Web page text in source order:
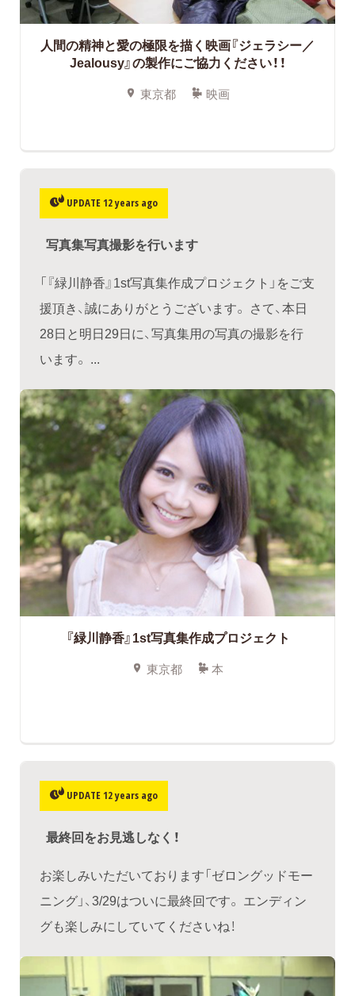
人間の精神と愛の極限を描く映画『ジェラシー／
Jealousy』の製作にご協力ください！！
東京都 映画
UPDATE 12 years ago
写真集写真撮影を行います
「『緑川静香』1st写真集作成プロジェクト」をご支
援頂き、誠にありがとうございます。 さて、本日
28日と明日29日に、写真集用の写真の撮影を行
います。 ...
『緑川静香』1st写真集作成プロジェクト
東京都 本
UPDATE 12 years ago
最終回をお見逃しなく！
お楽しみいただいております「ゼロングッドモー
ニング」、3/29はついに最終回です。 エンディン
グも楽しみにしていてくださいね！